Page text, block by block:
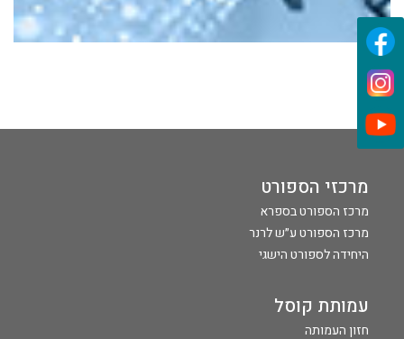
מרכזי הספורט
מרכז הספורט בספרא
מרכז הספורט ע״ש לרנר
היחידה לספורט הישגי
עמותת קוסל
חזון העמותה